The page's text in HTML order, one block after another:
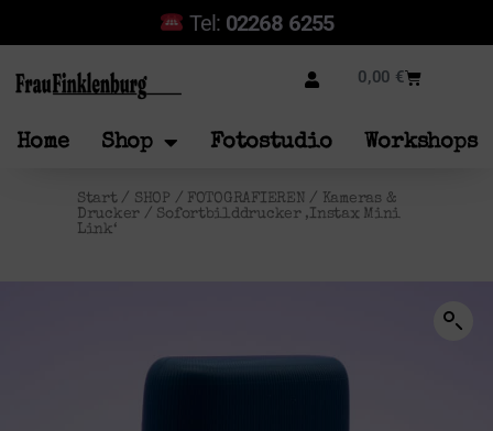
Tel: 02268 6255
0,00 €
Home Shop Fotostudio Workshops
Start/ SHOP / FOTOGRAFIEREN / Kameras &
Drucker / Sofortbilddrucker ‚Instax Mini
Link‘